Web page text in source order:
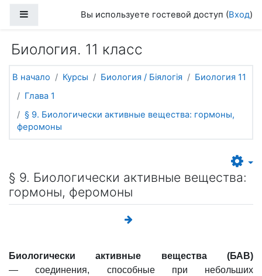
Боковая панельВы используете гостевой доступ (Вход)
Биология. 11 класс
В начало Курсы Биология / Біялогія
Биология 11
Глава 1
§ 9. Биологически активные вещества: гормоны,
феромоны
§ 9. Биологически активные вещества:
гормоны, феромоны
Биологически активные вещества (БАВ)
— соединения, способные при небольших